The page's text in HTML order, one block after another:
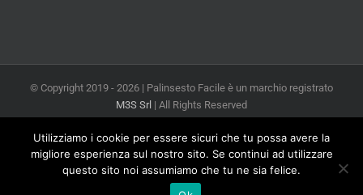
© Copyright 2019 - 2026 | Palinsesto Facile è un marchio registrato
M3S Srl | All Rights Reserved
Facebook
X YouTube
Email
Utilizziamo i cookie per essere sicuri che tu possa avere la
migliore esperienza sul nostro sito. Se continui ad utilizzare
questo sito noi assumiamo che tu ne sia felice.